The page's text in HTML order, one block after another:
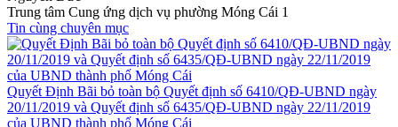
Trung tâm Cung ứng dịch vụ phường Móng Cái 1
Tin cùng chuyên mục
Quyết Định Bãi bỏ toàn bộ Quyết định số 6410/QĐ-UBND ngày
20/11/2019 và Quyết định số 6435/QĐ-UBND ngày 22/11/2019
của UBND thành phố Móng Cái